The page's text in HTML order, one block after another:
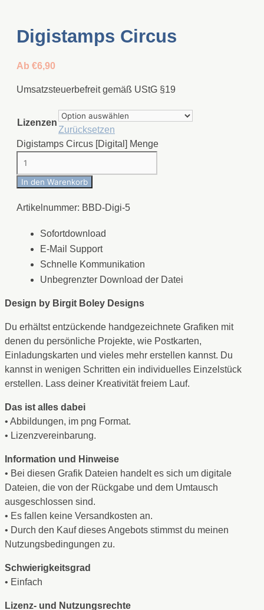
Digistamps Circus
Ab €6,90
Umsatzsteuerbefreit gemäß UStG §19
Lizenzen
Zurücksetzen
Digistamps Circus [Digital] Menge
In den Warenkorb
Artikelnummer: BBD-Digi-5
Sofortdownload
E-Mail Support
Schnelle Kommunikation
Unbegrenzter Download der Datei
Design by Birgit Boley Designs
Du erhältst entzückende handgezeichnete Grafiken mit
denen du persönliche Projekte, wie Postkarten,
Einladungskarten und vieles mehr erstellen kannst. Du
kannst in wenigen Schritten ein individuelles Einzelstück
erstellen. Lass deiner Kreativität freiem Lauf.
Das ist alles dabei
• Abbildungen, im png Format.
• Lizenzvereinbarung.
Information und Hinweise
• Bei diesen Grafik Dateien handelt es sich um digitale
Dateien, die von der Rückgabe und dem Umtausch
ausgeschlossen sind.
• Es fallen keine Versandkosten an.
• Durch den Kauf dieses Angebots stimmst du meinen
Nutzungsbedingungen zu.
Schwierigkeitsgrad
• Einfach
Lizenz- und Nutzungsrechte